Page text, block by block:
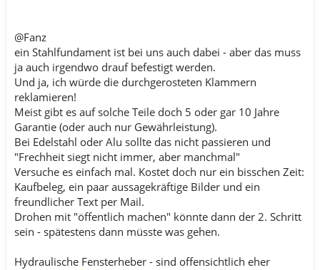
@Fanz
ein Stahlfundament ist bei uns auch dabei - aber das muss
ja auch irgendwo drauf befestigt werden.
Und ja, ich würde die durchgerosteten Klammern
reklamieren!
Meist gibt es auf solche Teile doch 5 oder gar 10 Jahre
Garantie (oder auch nur Gewährleistung).
Bei Edelstahl oder Alu sollte das nicht passieren und
"Frechheit siegt nicht immer, aber manchmal"
Versuche es einfach mal. Kostet doch nur ein bisschen Zeit:
Kaufbeleg, ein paar aussagekräftige Bilder und ein
freundlicher Text per Mail.
Drohen mit "öffentlich machen" könnte dann der 2. Schritt
sein - spätestens dann müsste was gehen.
Hydraulische Fensterheber - sind offensichtlich eher